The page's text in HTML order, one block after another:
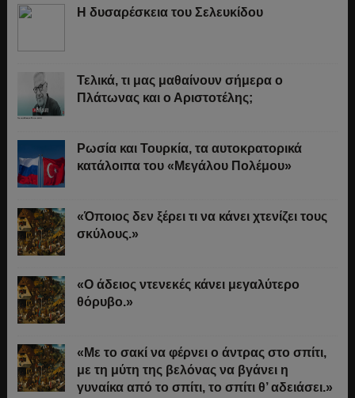
Η δυσαρέσκεια του Σελευκίδου
Τελικά, τι μας μαθαίνουν σήμερα ο
Πλάτωνας και ο Αριστοτέλης;
Ρωσία και Τουρκία, τα αυτοκρατορικά
κατάλοιπα του «Μεγάλου Πολέμου»
«Όποιος δεν ξέρει τι να κάνει χτενίζει τους
σκύλους.»
«Ο άδειος ντενεκές κάνει μεγαλύτερο
θόρυβο.»
«Με το σακί να φέρνει ο άντρας στο σπίτι,
με τη μύτη της βελόνας να βγάνει η
γυναίκα από το σπίτι, το σπίτι θ’ αδειάσει.»